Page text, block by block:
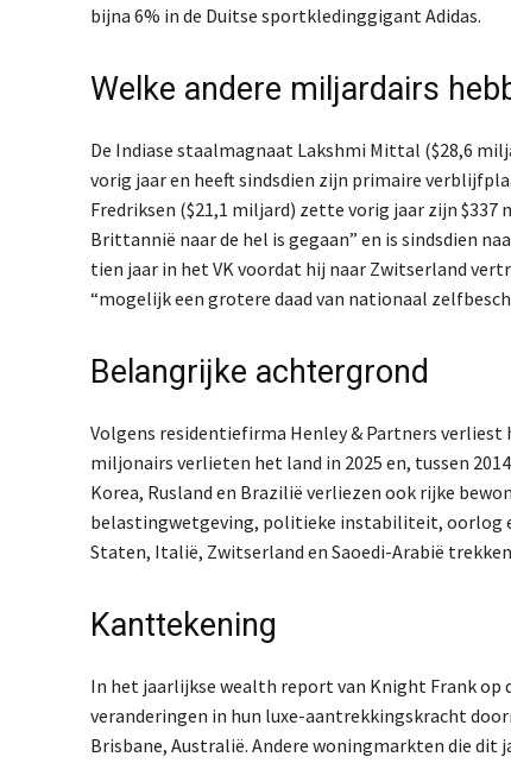
bijna 6% in de Duitse sportkledinggigant Adidas.
Welke andere miljardairs
De Indiase staalmagnaat Lakshmi Mittal ($28,6
vorig jaar en heeft sindsdien zijn primaire
Fredriksen ($21,1 miljard) zette vorig jaar zijn
Brittannië naar de hel is gegaan” en is sindsdien
tien jaar in het VK voordat hij naar Zwitserland
“mogelijk een grotere daad van nationaal
Belangrijke achtergrond
Volgens residentiefirma Henley & Partners verliest
miljonairs verlieten het land in 2025 en, tussen
Korea, Rusland en Brazilië verliezen ook rijke
belastingwetgeving, politieke instabiliteit, oorlog
Staten, Italië, Zwitserland en Saoedi-Arabië
Kanttekening
In het jaarlijkse wealth report van Knight Frank op
veranderingen in hun luxe-aantrekkingskracht
Brisbane, Australië. Andere woningmarkten die